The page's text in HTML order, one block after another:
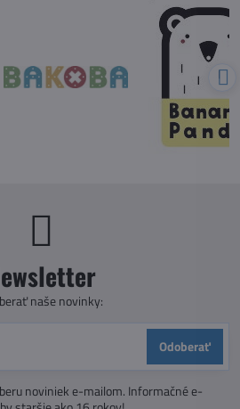
naše novinky:
Odoberať
noviniek e-mailom. Informačné e-